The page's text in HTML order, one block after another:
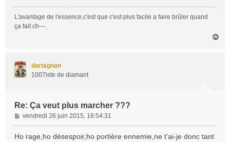
L'avantage de l'essence,c'est que c'est plus facile a faire brûler quand
ça fait ch---.
dartagnan
1007iste de diamant
Re: Ça veut plus marcher ???
M
e
vendredi 26 juin 2015, 16:54:31
Ho rage,ho désespoir,ho portière ennemie,ne t'ai-je donc tant